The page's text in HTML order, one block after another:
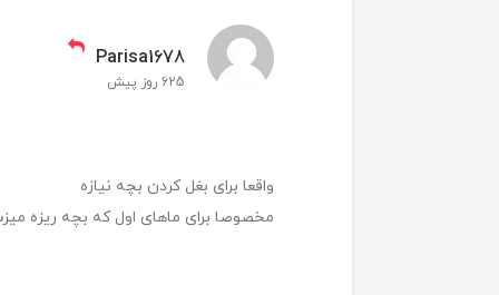
Parisa1678
625 روز پیش
واقعا برای بغل کردن بچه نیازه
مخصوصا برای ماهای اول که بچه ریزه